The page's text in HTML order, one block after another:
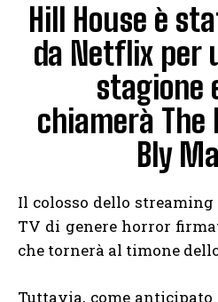
Hill House è
da Netflix per
stagione
chiamerà
Bly
Il colosso dello
TV di genere horror
che tornerà al timone
Tuttavia, come anticipato